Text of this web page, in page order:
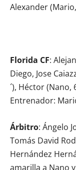
Alexander
Florida CF:
Diego, Jose
´), Héctor (Nano,
Entrenador:
Árbitro: Ángelo
Tomás David
Hernández
amarilla a Nano